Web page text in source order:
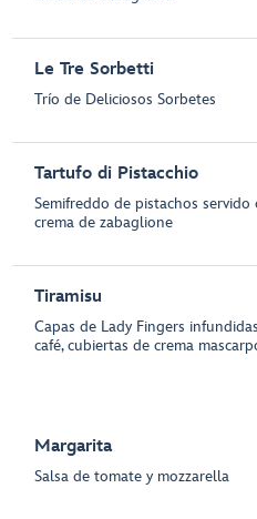
Le Tre Sorbetti
Trío de Deliciosos Sorbetes
Tartufo di Pistacchio
Semifreddo de pistachos servido
crema de zabaglione
Tiramisu
Capas de Lady Fingers
café, cubiertas de crema
Margarita
Salsa de tomate y mozzarella